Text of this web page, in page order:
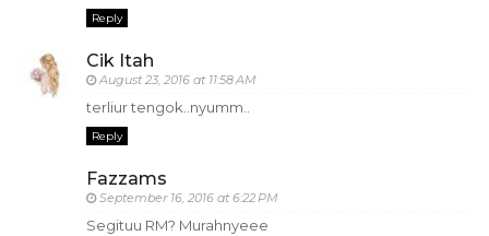
Reply
Cik Itah
August 23, 2016 at 11:58 AM
terliur tengok..nyumm..
Reply
Fazzams
September 16, 2016 at 6:22 PM
Segituu RM? Murahnyeee